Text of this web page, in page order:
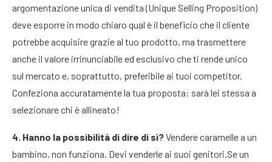
argomentazione unica di vendita (Unique Selling Proposition)
deve esporre in modo chiaro qual è il beneficio che il cliente
potrebbe acquisire grazie al tuo prodotto, ma trasmettere
anche il valore irrinunciabile ed esclusivo che ti rende unico
sul mercato e, soprattutto, preferibile ai tuoi competitor.
Confeziona accuratamente la tua proposta: sarà lei stessa a
selezionare chi è allineato!
4. Hanno la possibilità di dire di sì?Vendere caramelle a un
bambino, non funziona. Devi venderle ai suoi genitori.Se un